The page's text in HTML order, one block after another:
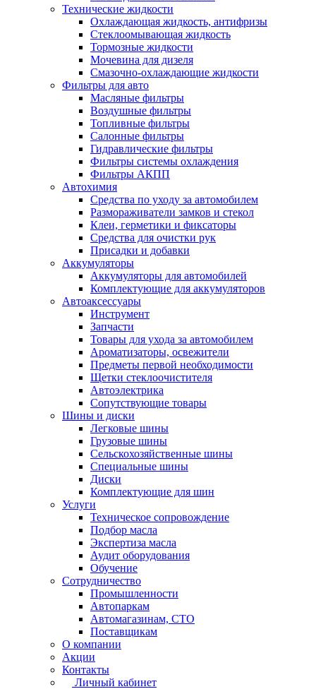
Технические жидкости
Охлаждающая жидкость, антифризы
Стеклоомывающая жидкость
Тормозные жидкости
Мочевина для дизеля
Смазочно-охлаждающие жидкости
Фильтры для авто
Масляные фильтры
Воздушные фильтры
Топливные фильтры
Салонные фильтры
Гидравлические фильтры
Фильтры системы охлаждения
Фильтры АКПП
Автохимия
Средства по уходу за автомобилем
Размораживатели замков и стекол
Клеи, герметики и фиксаторы
Средства для очистки рук
Присадки и добавки
Аккумуляторы
Аккумуляторы для автомобилей
Комплектующие для аккумуляторов
Автоаксессуары
Инструмент
Запчасти
Товары для ухода за автомобилем
Ароматизаторы, освежители
Предметы первой необходимости
Щетки стеклоочистителя
Автоэлектрика
Сопутствующие товары
Шины и диски
Легковые шины
Грузовые шины
Сельскохозяйственные шины
Специальные шины
Диски
Комплектующие для шин
Услуги
Техническое сопровождение
Подбор масла
Экспертиза масла
Аудит оборудования
Обучение
Сотрудничество
Промышленности
Автопаркам
Автомагазинам, СТО
Поставщикам
О компании
Акции
Контакты
Личный кабинет